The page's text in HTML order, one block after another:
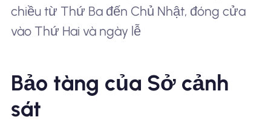
chiều từ Thứ Ba đến Chủ Nhật, đóng cửa
vào Thứ Hai và ngày lễ
Bảo tàng của Sở cảnh
sát